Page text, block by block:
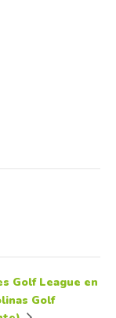
Golf League en
Golf